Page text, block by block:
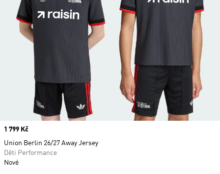
Price
1 799 Kč
Union Berlin 26/27 Away Jersey
Děti Performance
Nové